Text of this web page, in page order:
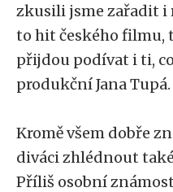
zkusili jsme zařadit i
to hit českého filmu,
přijdou podívat i ti,
produkční Jana Tupá.
Kromě všem dobře
diváci zhlédnout
Příliš osobní